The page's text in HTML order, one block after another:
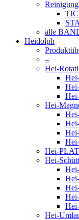
alle
Heidolph
–
Hei-
Hei-
Hei-
Hei-
Hei-